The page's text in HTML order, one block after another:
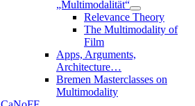
„Multimodalität“
Relevance Theory
The Multimodality of
Film
Apps, Arguments,
Architecture…
Bremen Masterclasses on
Multimodality